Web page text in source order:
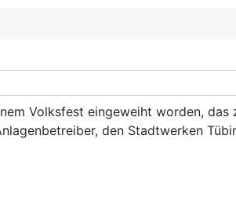
Volksfest eingeweiht worden, das
den Stadtwerken